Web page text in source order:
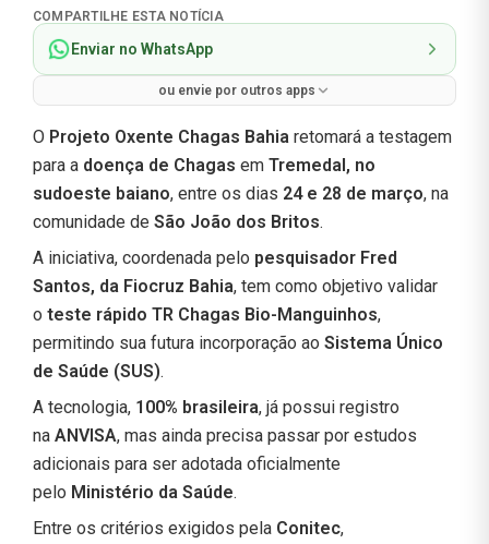
COMPARTILHE ESTA NOTÍCIA
Enviar no WhatsApp
ou envie por outros apps
O Projeto Oxente Chagas Bahia retomará a testagem
para a doença de Chagas em Tremedal, no
sudoeste baiano, entre os dias 24 e 28 de março, na
comunidade de São João dos Britos.
A iniciativa, coordenada pelo pesquisador Fred
Santos, da Fiocruz Bahia, tem como objetivo validar
o teste rápido TR Chagas Bio-Manguinhos,
permitindo sua futura incorporação ao Sistema Único
de Saúde (SUS).
A tecnologia, 100% brasileira, já possui registro
na ANVISA, mas ainda precisa passar por estudos
adicionais para ser adotada oficialmente
pelo Ministério da Saúde.
Entre os critérios exigidos pela Conitec,